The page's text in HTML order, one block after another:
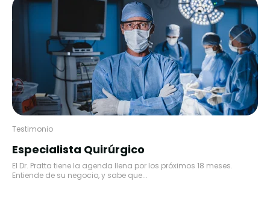
Testimonio
Especialista Quirúrgico
El Dr. Pratta tiene la agenda llena por los próximos 18 meses.
Entiende de su negocio, y sabe que...